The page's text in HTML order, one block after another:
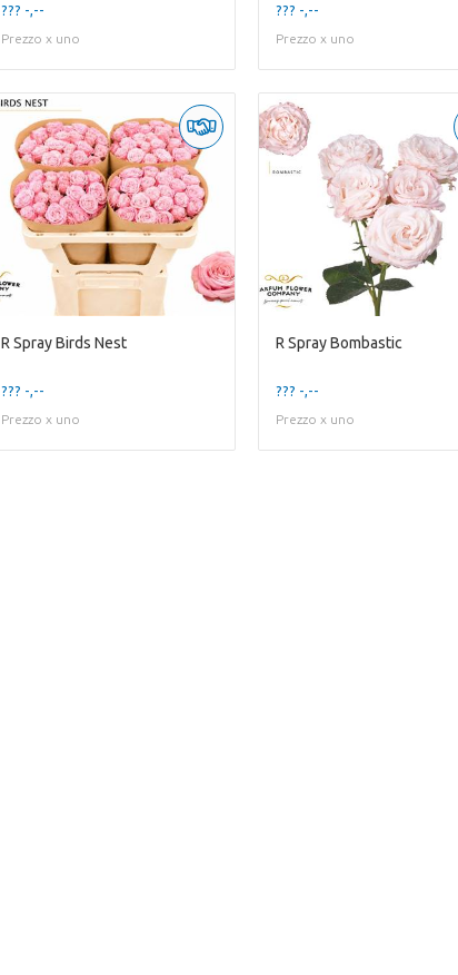
??? -,--
Prezzo x uno
??? -,--
Prezzo x uno
R Spray Birds Nest
??? -,--
Prezzo x uno
R Spray Bombastic
??? -,--
Prezzo x uno